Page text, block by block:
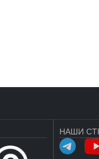
НАШИ